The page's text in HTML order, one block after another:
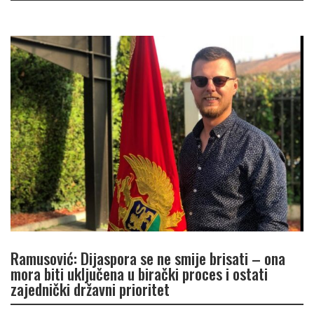
Ramusović: Dijaspora se ne smije brisati – ona
mora biti uključena u birački proces i ostati
zajednički državni prioritet